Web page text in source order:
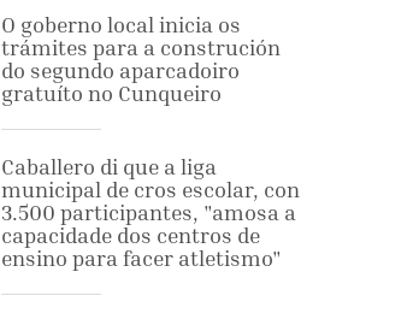
O goberno local inicia os
trámites para a construción
do segundo aparcadoiro
gratuíto no Cunqueiro
Caballero di que a liga
municipal de cros escolar, con
3.500 participantes, "amosa a
capacidade dos centros de
ensino para facer atletismo"